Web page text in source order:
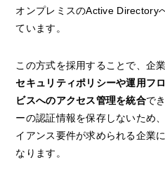
オンプレミスのActive Directory
ています。
この方式を採用することで、企
セキュリティポリシーや運用フ
ビスへのアクセス管理を統合で
ーの認証情報を保存しないため
イアンス要件が求められる企業
なります。